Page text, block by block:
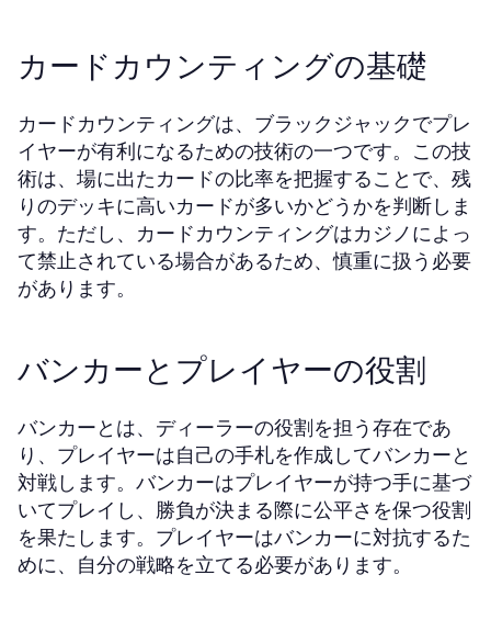
カードカウンティングの基礎
カードカウンティングは、ブラックジャックでプレ
イヤーが有利になるための技術の一つです。この技
術は、場に出たカードの比率を把握することで、残
りのデッキに高いカードが多いかどうかを判断しま
す。ただし、カードカウンティングはカジノによっ
て禁止されている場合があるため、慎重に扱う必要
があります。
バンカーとプレイヤーの役割
バンカーとは、ディーラーの役割を担う存在であ
り、プレイヤーは自己の手札を作成してバンカーと
対戦します。バンカーはプレイヤーが持つ手に基づ
いてプレイし、勝負が決まる際に公平さを保つ役割
を果たします。プレイヤーはバンカーに対抗するた
めに、自分の戦略を立てる必要があります。